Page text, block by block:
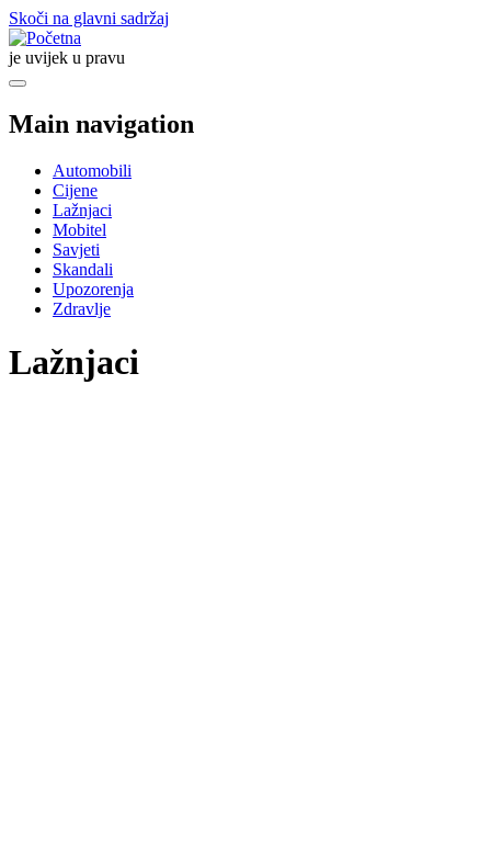
Skoči na glavni sadržaj
je uvijek u pravu
Main navigation
Automobili
Cijene
Lažnjaci
Mobitel
Savjeti
Skandali
Upozorenja
Zdravlje
Lažnjaci